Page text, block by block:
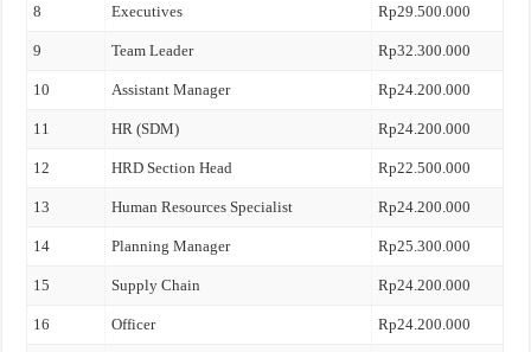
8 Executives Rp29.500.000
9 Team Leader Rp32.300.000
10 Assistant Manager Rp24.200.000
11 HR (SDM) Rp24.200.000
12 HRD Section Head Rp22.500.000
13 Human Resources Specialist Rp24.200.000
14 Planning Manager Rp25.300.000
15 Supply Chain Rp24.200.000
16 Officer Rp24.200.000